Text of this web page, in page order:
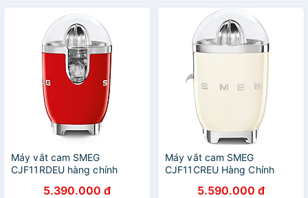
Máy vắt cam SMEG
CJF11RDEU hàng chính
5.390.000 đ
Máy vắt cam SMEG
CJF11CREU Hàng Chính
5.590.000 đ